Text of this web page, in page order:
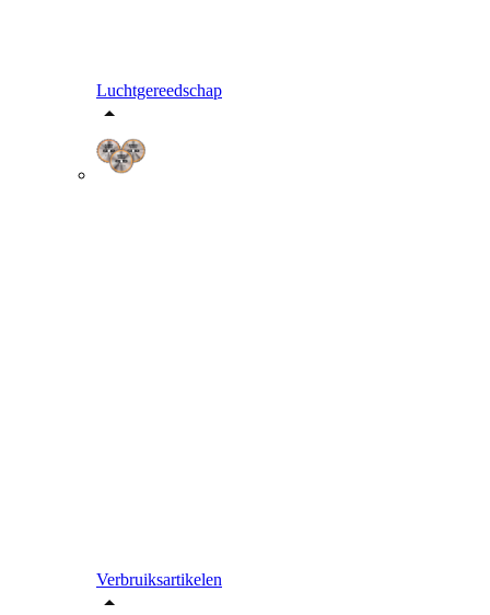
Luchtgereedschap
Verbruiksartikelen